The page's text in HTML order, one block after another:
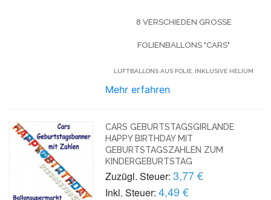
8 VERSCHIEDEN GROSSE F
OLIENBALLONS "CARS"
LUFTBALLONS AUS FOLIE, INKLUSIVE HELIUM
Mehr erfahren
CARS GEBURTSTAGSGIRLANDE
HAPPY BIRTHDAY MIT
GEBURTSTAGSZAHLEN ZUM
KINDERGEBURTSTAG
Zuzügl. Steuer: 3,77 €
Inkl. Steuer: 4,49 €